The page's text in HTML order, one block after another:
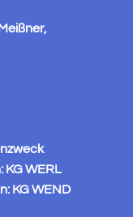
KG WERL
KG WEND